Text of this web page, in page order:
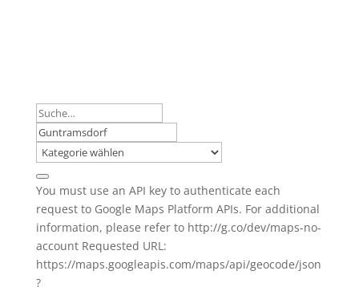
You must use an API key to authenticate each
request to Google Maps Platform APIs. For additional
information, please refer to http://g.co/dev/maps-no-
account Requested URL:
https://maps.googleapis.com/maps/api/geocode/json
?